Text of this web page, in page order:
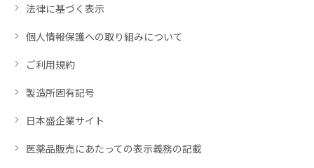
法律に基づく表示
個人情報保護への取り組みについて
ご利用規約
製造所固有記号
日本盛企業サイト
医薬品販売にあたっての表示義務の記載